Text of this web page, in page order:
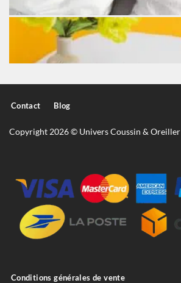
Contact Blog
Copyright 2026 © Univers Coussin & Oreiller
Conditions générales de vente